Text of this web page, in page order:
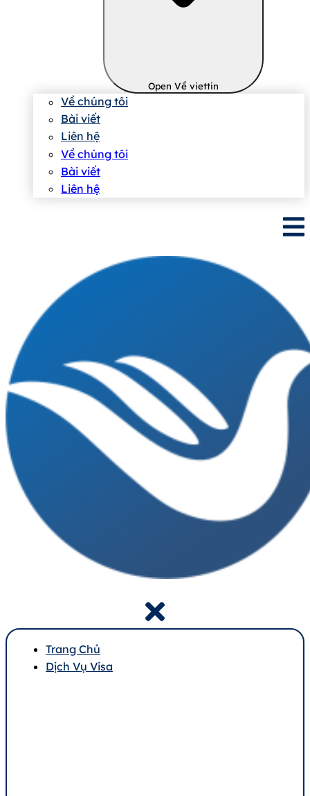
Open Về viettin
Về chúng tôi
Bài viết
Liên hệ
Về chúng tôi
Bài viết
Liên hệ
Trang Chủ
Dịch Vụ Visa